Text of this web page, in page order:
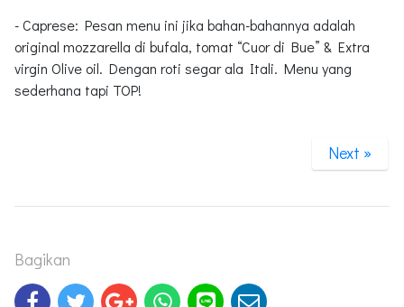
- Caprese: Pesan menu ini jika bahan-bahannya adalah
original mozzarella di bufala, tomat “Cuor di Bue” & Extra
virgin Olive oil. Dengan roti segar ala Itali. Menu yang
sederhana tapi TOP!
Next »
Bagikan